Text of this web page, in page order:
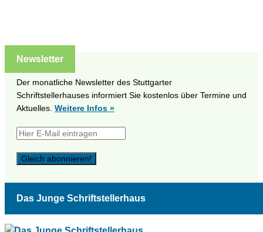
Newsletter
Der monatliche Newsletter des Stuttgarter
Schriftstellerhauses informiert Sie kostenlos über Termine und
Aktuelles. Weitere Infos »
Das Junge Schriftstellerhaus